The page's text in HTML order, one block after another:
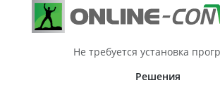
Не требуется установка
Решения